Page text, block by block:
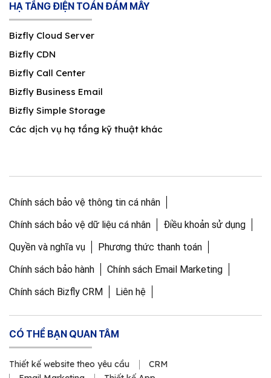
HẠ TẦNG ĐIỆN TOÁN ĐÁM MÂY
Bizfly Cloud Server
Bizfly CDN
Bizfly Call Center
Bizfly Business Email
Bizfly Simple Storage
Các dịch vụ hạ tầng kỹ thuật khác
Chính sách bảo vệ thông tin cá nhân
Chính sách bảo vệ dữ liệu cá nhân
Điều khoản sử dụng
Quyền và nghĩa vụ
Phương thức thanh toán
Chính sách bảo hành
Chính sách Email Marketing
Chính sách Bizfly CRM
Liên hệ
CÓ THỂ BẠN QUAN TÂM
Thiết kế website theo yêu cầu
CRM